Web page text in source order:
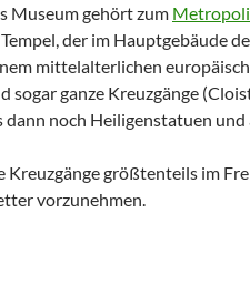
Museumgehört zum
der im Hauptgebäude
mittelalterlichen
sogar ganze Kreuzgänge (
dann noch Heiligenstatuen
Kreuzgänge größtenteils im
vorzunehmen.